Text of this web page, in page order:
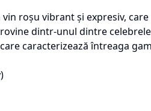
roșu vibrant și expresiv,
dintr-unul dintre
caracterizează întreaga